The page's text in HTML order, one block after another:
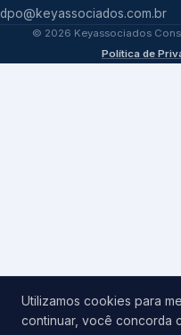
dpo@keyassociados.com.br
© 2026 Keyassociados
Política de
Utilizamos cookies para
continuar, você concorda